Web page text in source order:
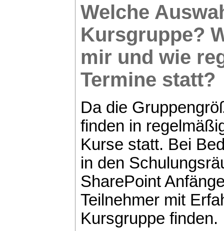
Welche
Kursgruppe?
mir und wie
Termine statt?
Da die
finden in
Kurse statt. Bei
in den
SharePoint
Teilnehmer mit
Kursgruppe finden.